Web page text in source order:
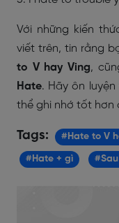
Với những kiến
viết trên, tin rằng
to V hay Ving,
Hate. Hãy ôn
thể ghi nhớ tốt hơn
Tags: #Hate to V
#Hate + gì